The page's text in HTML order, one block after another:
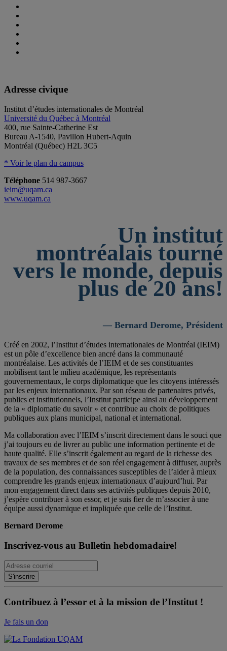
Adresse civique
Institut d’études internationales de Montréal
Université du Québec à Montréal
400, rue Sainte-Catherine Est
Bureau A-1540, Pavillon Hubert-Aquin
Montréal (Québec) H2L 3C5
* Voir le plan du campus
Téléphone 514 987-3667
ieim@uqam.ca
www.uqam.ca
Un institut
montréalais tourné
vers le monde, depuis
plus de 20 ans!
— Bernard Derome, Président
Créé en 2002, l’Institut d’études internationales de Montréal (IEIM)
est un pôle d’excellence bien ancré dans la communauté
montréalaise. Les activités de l’IEIM et de ses constituantes
mobilisent tant le milieu académique, les représentants
gouvernementaux, le corps diplomatique que les citoyens intéressés
par les enjeux internationaux. Par son réseau de partenaires privés,
publics et institutionnels, l’Institut participe ainsi au développement
de la « diplomatie du savoir » et contribue au choix de politiques
publiques aux plans municipal, national et international.
Ma collaboration avec l’IEIM s’inscrit directement dans le souci que
j’ai toujours eu de livrer au public une information pertinente et de
haute qualité. Elle s’inscrit également au regard de la richesse des
travaux de ses membres et de son réel engagement à diffuser, auprès
de la population, des connaissances susceptibles de l’aider à mieux
comprendre les grands enjeux internationaux d’aujourd’hui. Par
mon engagement direct dans ses activités publiques depuis 2010,
j’espère contribuer à son essor, et je suis fier de m’associer à une
équipe aussi dynamique et impliquée que celle de l’Institut.
Bernard Derome
Inscrivez-vous au Bulletin hebdomadaire!
Contribuez à l’essor et à la mission de l’Institut !
Je fais un don